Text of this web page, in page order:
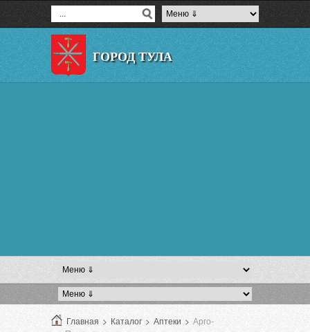
ГОРОД ТУЛА
Главная > Каталог > Аптеки > Арго-